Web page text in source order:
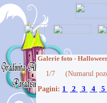
Galerie foto -
1/7 (Numarul
Pagini: 1 2 3 4 5